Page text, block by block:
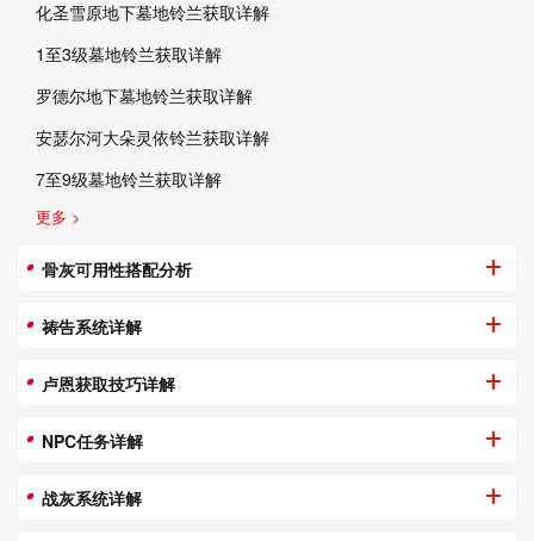
化圣雪原地下墓地铃兰获取详解
1至3级墓地铃兰获取详解
罗德尔地下墓地铃兰获取详解
安瑟尔河大朵灵依铃兰获取详解
7至9级墓地铃兰获取详解
更多 >
骨灰可用性搭配分析
祷告系统详解
卢恩获取技巧详解
NPC任务详解
战灰系统详解